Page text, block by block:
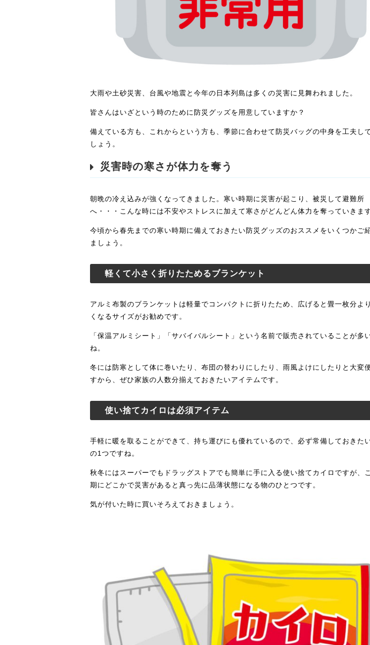
大雨や土砂災害、台風や地震と今年の日本列島は多くの災害に見舞われました。
皆さんはいざという時のために防災グッズを用意していますか？
備えている方も、これからという方も、季節に合わせて防災バッグの中身を工夫し
しょう。
災害時の寒さが体力を奪う
朝晩の冷え込みが強くなってきました。寒い時期に災害が起こり、被災して避難所
へ・・・こんな時には不安やストレスに加えて寒さがどんどん体力を奪っていきます
今頃から春先までの寒い時期に備えておきたい防災グッズのおススメをいくつかご
ましょう。
軽くて小さく折りたためるブランケット
アルミ布製のブランケットは軽量でコンパクトに折りたため、広げると畳一枚分よ
くなるサイズがお勧めです。
「保温アルミシート」「サバイバルシート」という名前で販売されていることが多
ね。
冬には防寒として体に巻いたり、布団の替わりにしたり、雨風よけにしたりと大変
すから、ぜひ家族の人数分揃えておきたいアイテムです。
使い捨てカイロは必須アイテム
手軽に暖を取ることができて、持ち運びにも優れているので、必ず常備しておきた
の1つですね。
秋冬にはスーパーでもドラッグストアでも簡単に手に入る使い捨てカイロですが、
期にどこかで災害があると真っ先に品薄状態になる物のひとつです。
気が付いた時に買いそろえておきましょう。